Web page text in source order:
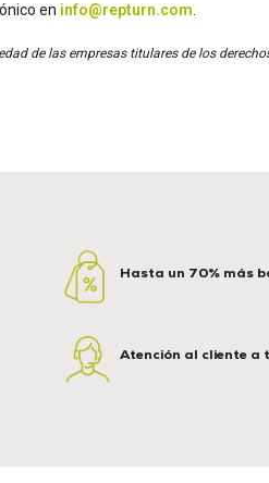
en info@repturn.com
de las empresas titulares de los
Hasta un 70% más
Atención al cliente a